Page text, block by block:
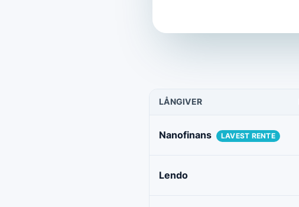
LÅNGIVER
Nanofinans LAVEST RENTE
Lendo